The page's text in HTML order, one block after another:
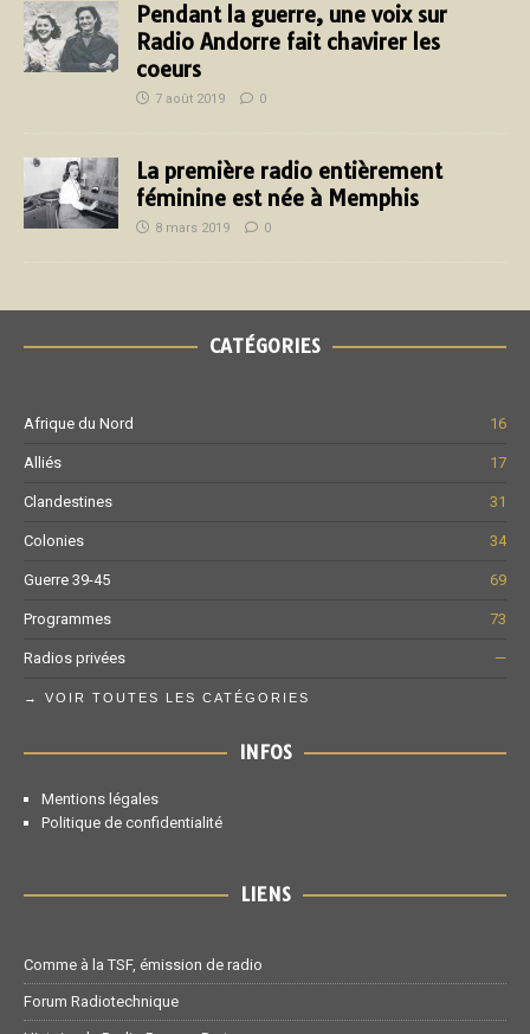
Pendant la guerre, une voix sur
Radio Andorre fait chavirer les
coeurs
7 août 2019 0
La première radio entièrement
féminine est née à Memphis
8 mars 2019 0
CATÉGORIES
Afrique du Nord 16
Alliés 17
Clandestines 31
Colonies 34
Guerre 39-45 69
Programmes 73
Radios privées —
→ VOIR TOUTES LES CATÉGORIES
INFOS
Mentions légales
Politique de confidentialité
LIENS
Comme à la TSF, émission de radio
Forum Radiotechnique